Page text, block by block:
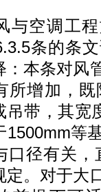
与空调工
条的条
：本条对风
所增加，
吊带，其宽
1500mm等
口径有关
定。对于大